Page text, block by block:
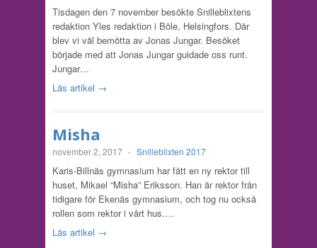
Tisdagen den 7 november besökte Snilleblixtens
redaktion Yles redaktion i Böle, Helsingfors. Där
blev vi väl bemötta av Jonas Jungar. Besöket
började med att Jonas Jungar guidade oss runt.
Jungar…
Läs artikel →
Misha
november 2, 2017 - Snilleblixten 2017
Karis-Billnäs gymnasium har fått en ny rektor till
huset, Mikael “Misha” Eriksson. Han är rektor från
tidigare för Ekenäs gymnasium, och tog nu också
rollen som rektor i vårt hus….
Läs artikel →